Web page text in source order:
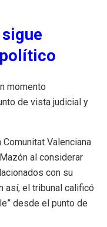
momento
de vista judicial y
Valenciana
al considerar
con su
así, el tribunal calificó
desde el punto de